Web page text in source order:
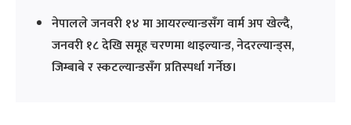
नेपालले जनवरी १४ मा आयरल्यान्डसँग वार्म अप खेल्दै,
जनवरी १८ देखि समूह चरणमा थाइल्यान्ड, नेदरल्यान्ड्स,
जिम्बाबे र स्कटल्यान्डसँग प्रतिस्पर्धा गर्नेछ।